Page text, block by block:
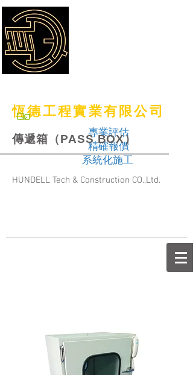
恆德工程實業有限公司
專業評估
精確報價
系統化施工
HUNDELL Tech & Construction CO.,Ltd.
傳遞箱（PASS BOX）